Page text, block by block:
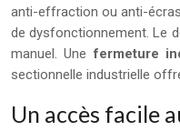
anti-effraction ou anti-
de dysfonctionnement. Le
manuel. Unefermeture
sectionnelle industrielle
Un accès facile